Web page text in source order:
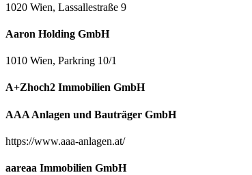
1020 Wien, Lassallestraße 9
Aaron Holding GmbH
1010 Wien, Parkring 10/1
A+Zhoch2 Immobilien GmbH
AAA Anlagen und Bauträger GmbH
https://www.aaa-anlagen.at/
aareaa Immobilien GmbH